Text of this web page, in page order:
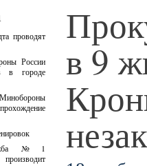
проводят
России
в городе
№1
в 9